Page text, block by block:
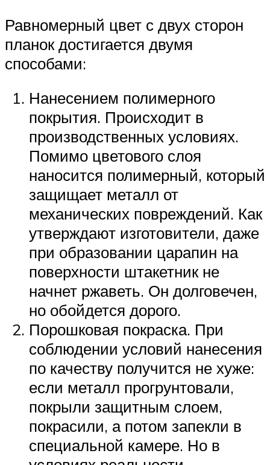
Равномерный цвет с двух сторон
планок достигается двумя
способами:
Нанесением полимерного
покрытия. Происходит в
производственных условиях.
Помимо цветового слоя
наносится полимерный, который
защищает металл от
механических повреждений. Как
утверждают изготовители, даже
при образовании царапин на
поверхности штакетник не
начнет ржаветь. Он долговечен,
но обойдется дорого.
Порошковая покраска. При
соблюдении условий нанесения
по качеству получится не хуже:
если металл прогрунтовали,
покрыли защитным слоем,
покрасили, а потом запекли в
специальной камере. Но в